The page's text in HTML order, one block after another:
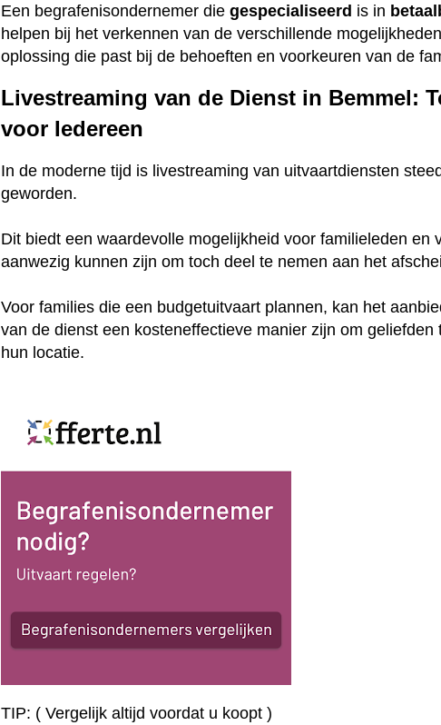
Een begrafenisondernemer diegespecialiseerd is in
helpen bij het verkennen van de verschillende
oplossing die past bij de behoeften en voorkeuren van de
Livestreaming van de Dienst in Bemmel:
voor Iedereen
In de moderne tijd is livestreaming van uitvaartdiensten
geworden.
Dit biedt een waardevolle mogelijkheid voor familieleden en
aanwezig kunnen zijn om toch deel te nemen aan het
Voor families die een budgetuitvaart plannen, kan het
van de dienst een kosteneffectieve manier zijn om geliefden
hun locatie.
TIP: ( Vergelijk altijd voordat u koopt )